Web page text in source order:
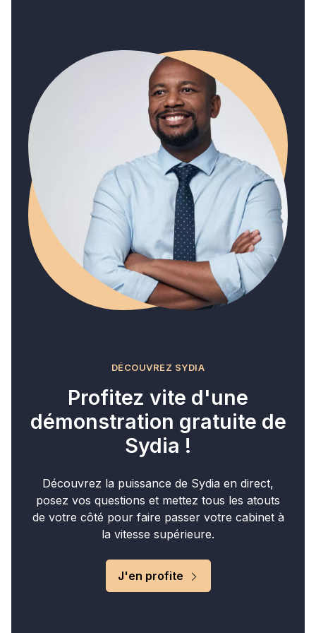
DÉCOUVREZ SYDIA
Profitez vite d'une
démonstration gratuite de
Sydia !
Découvrez la puissance de Sydia en direct,
posez vos questions et mettez tous les atouts
de votre côté pour faire passer votre cabinet à
la vitesse supérieure.
J'en profite